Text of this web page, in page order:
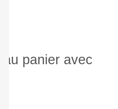
panier avec